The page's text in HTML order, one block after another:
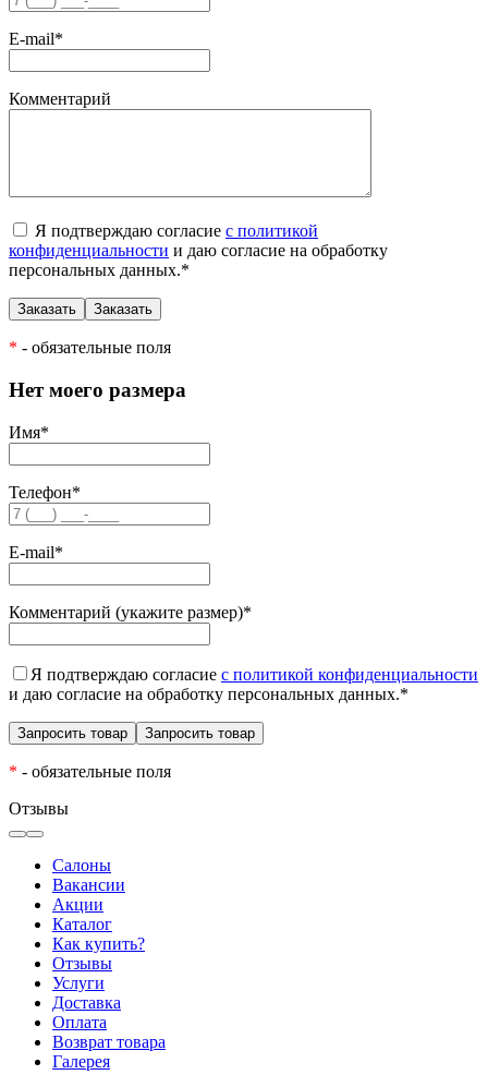
E-mail*
Комментарий
Я подтверждаю согласие с политикой
конфиденциальности и даю согласие на обработку
персональных данных.*
* - обязательные поля
Нет моего размера
Имя*
Телефон*
E-mail*
Комментарий (укажите размер)*
Я подтверждаю согласие с политикой конфиденциальности
и даю согласие на обработку персональных данных.*
* - обязательные поля
Отзывы
Салоны
Вакансии
Акции
Каталог
Как купить?
Отзывы
Услуги
Доставка
Оплата
Возврат товара
Галерея